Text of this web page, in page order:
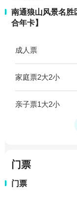
南通狼山风景名胜
合年卡】
成人票
家庭票2大2小
亲子票1大2小
门票
门票